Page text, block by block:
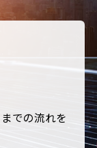
での流れを